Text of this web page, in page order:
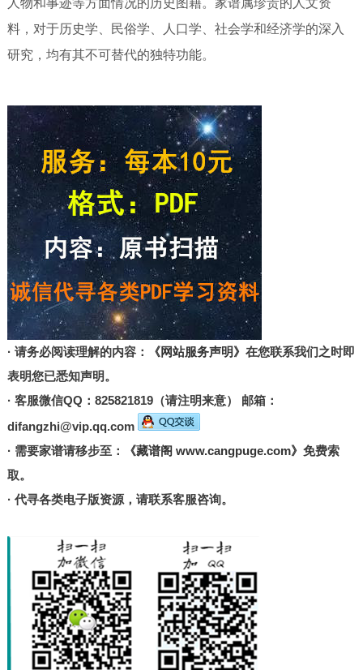
人物和事迹等方面情况的历史图籍。家谱属珍贵的人文资
料，对于历史学、民俗学、人口学、社会学和经济学的深入
研究，均有其不可替代的独特功能。
· 请务必阅读理解的内容： 《网站服务声明》 在您联系我们之时即
表明您已悉知声明。
· 客服微信QQ：825821819（请注明来意） 邮箱：
difangzhi@vip.qq.com
· 需要家谱请移步至：
《藏谱阁 www.cangpuge.com》 免费索
取。
· 代寻各类电子版资源，请联系客服咨询。